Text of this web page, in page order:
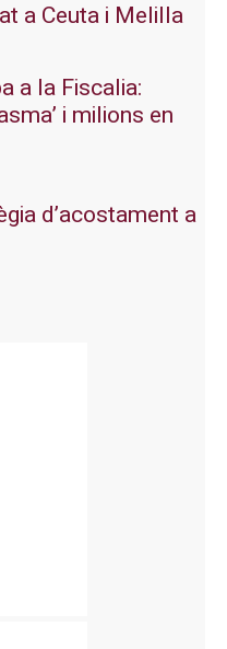
a Ceuta i Melilla
a la Fiscalia:
i milions en
d’acostament a